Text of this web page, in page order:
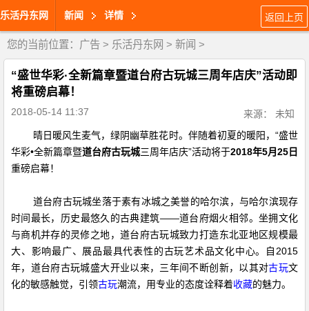
乐活丹东网 新闻 详情 返回上页
您的当前位置： 广告 > 乐活丹东网 > 新闻 >
“盛世华彩·全新篇章暨道台府古玩城三周年店庆”活动即
将重磅启幕！
2018-05-14 11:37
来源： 未知
晴日暖风生麦气，绿阴幽草胜花时。伴随着初夏的暖阳，“盛世
华彩•全新篇章暨道台府古玩城三周年店庆”活动将于2018年5月25日
重磅启幕！
道台府古玩城坐落于素有冰城之美誉的哈尔滨，与哈尔滨现存
时间最长，历史最悠久的古典建筑——道台府烟火相邻。坐拥文化
与商机并存的灵修之地，道台府古玩城致力打造东北亚地区规模最
大、影响最广、展品最具代表性的古玩艺术品文化中心。自2015
年，道台府古玩城盛大开业以来，三年间不断创新，以其对古玩文
化的敏感触觉，引领古玩潮流，用专业的态度诠释着收藏的魅力。